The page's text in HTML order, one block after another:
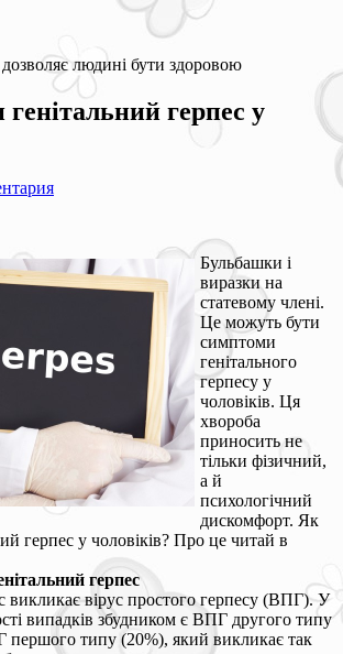
людині бути здоровою
герпес у
Бульбашки і
виразки на
статевому члені.
Це можуть бути
симптоми
генітального
герпесу у
чоловіків. Ця
хвороба
приносить не
тільки фізичний,
а й
психологічний
дискомфорт. Як
герпес у чоловіків? Про це читай в
герпес
викликає вірус простого герпесу (ВПГ). У
випадків збудником є ВПГ другого типу
першого типу (20%), який викликає так